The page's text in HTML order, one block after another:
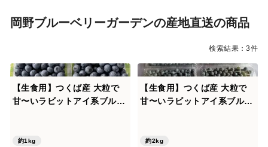
岡野ブルーベリーガーデンの産地直送の商品
検索結果：3件
【生食用】つくば産 大粒で
甘〜いラビットアイ系ブルー
約1kg
【生食用】つくば産 大粒で
甘〜いラビットアイ系ブルー
約2kg